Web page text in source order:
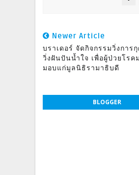
Newer Article
บราเดอร์ จัดกิจกรรมวิ่งการ
วิ่งฝันปันน้ำใจ เพื่อผู้ป่วยโรค
มอบแก่มูลนิธิรามาธิบดี
BLOGGER